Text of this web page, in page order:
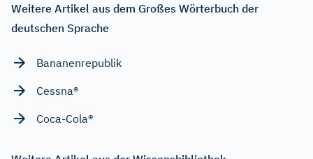
Weitere Artikel aus dem Großes Wörterbuch der
deutschen Sprache
Bananenrepublik
Cessna®
Coca-Cola®